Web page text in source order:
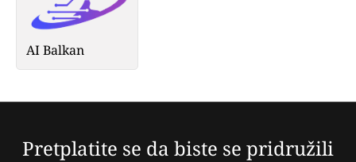
AI Balkan
Pretplatite se da biste se pridružili